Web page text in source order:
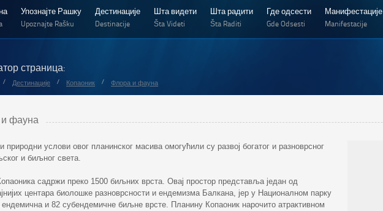
Упознајте Рашку
Upoznajte Rašku
Дестинације
Destinacije
Шта видети
Šta Videti
Шта радити
Šta Raditi
Где одсести
Gde Odsesti
Манифестације
Manifestacije
страница:
/ Дестинације / Копаоник / Флора и фауна
фауна
природни услови овог планинског масива омогућили су развој богатог и разноврсног
и биљног света.
садржи преко 1500 биљних врста. Овај простор представља један од
центара биолошке разноврсности и ендемизма Балкана, јер у Националном парку
и 82 субендемичне биљне врсте. Планину Копаоник нарочито атрактивном